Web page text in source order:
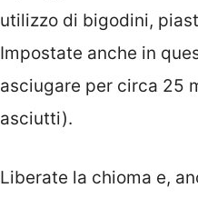
utilizzo di bigodini,
Impostate anche in
asciugare per circa 25
asciutti).
Liberate la chioma e,